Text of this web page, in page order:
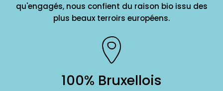
qu'engagés, nous confient du raison bio issu des
plus beaux terroirs européens.
100% Bruxellois